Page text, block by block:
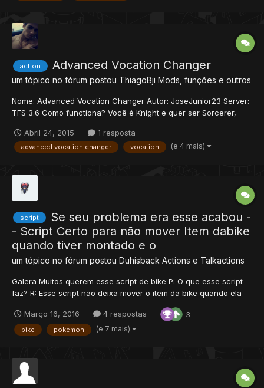
action Advanced Vocation Changer
um tópico no fórum postou ThiagoBji Mods, funções e outros
Nome: Advanced Vocation Changer Autor: JoseJunior23 Server:
TFS 3.6 Como functiona? Você é Knight e quer ser Sorcerer,
sorcerer. OBS: O melhor de tudo é você não irá perder seus
SKILLS/ML, pois eles serão guardados, cada vocação fica com
Abril 24, 2015 1 resposta
advanced vocation changer vocation (e 4 mais)
script
Se seu problema era esse acabou -
- Script Certo para não mover Item dabike
quando tiver montado e o
um tópico no fórum postou Duhisback Actions e Talkactions
Galera Muitos querem esse script de bike P: O que esse script
faz? R: Esse script não deixa mover o item da bike quando ela
adicione as tags abaixo: <movevent type="Equip"
itemid="ID_BIKE" slot="ring" event="script" value="bl...
Março 16, 2016 4 respostas 3
bike pokemon (e 7 mais)